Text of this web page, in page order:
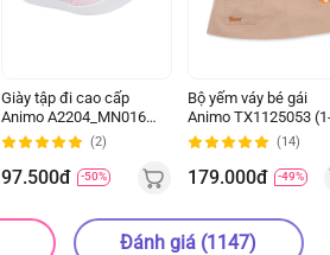
Giày tập đi cao cấp
Animo A2204_MN016
(16-19,Hồng) (2)
97.500đ -50%
Bộ yếm váy bé gái
Animo TX1125053
4Y, Kem-be, TT02)
(14)
179.000đ -49%
Đánh giá (1147)